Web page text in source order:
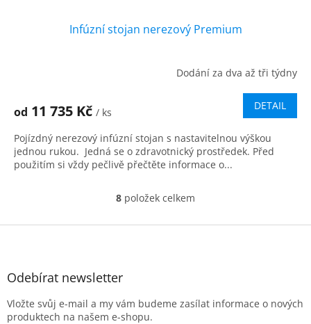
Infúzní stojan nerezový Premium
Dodání za dva až tři týdny
od 11 735 Kč / ks
DETAIL
Pojízdný nerezový infúzní stojan s nastavitelnou výškou
jednou rukou. Jedná se o zdravotnický prostředek. Před
použitím si vždy pečlivě přečtěte informace o...
O
l
p
8 položek celkem
Z
Odebírat newsletter
Vložte svůj e-mail a my vám budeme zasílat informace o nových
produktech na našem e-shopu.